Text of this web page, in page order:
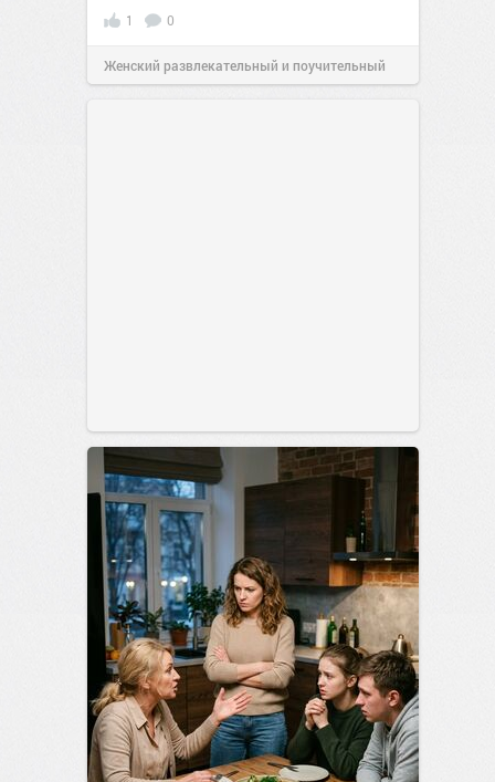
1 0
Женский развлекательный и поучительный